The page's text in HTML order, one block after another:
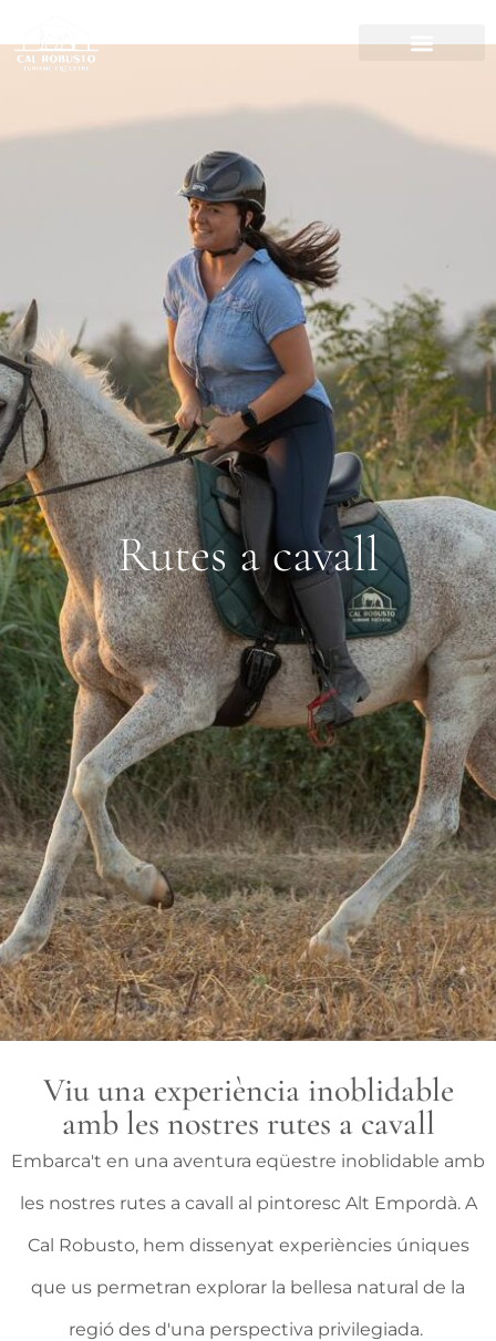
Rutes a cavall
Viu una experiència inoblidable
amb les nostres rutes a cavall
Embarca't en una aventura eqüestre inoblidable amb
les nostres rutes a cavall al pintoresc Alt Empordà. A
Cal Robusto, hem dissenyat experiències úniques
que us permetran explorar la bellesa natural de la
regió des d'una perspectiva privilegiada.